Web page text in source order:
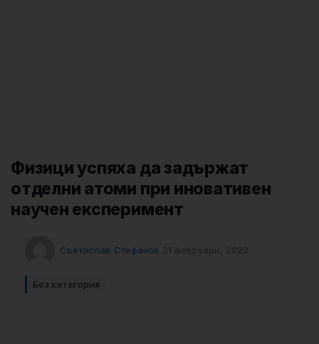
Физици успяха да задържат
отделни атоми при иновативен
научен експеримент
Светослав Стефанов 21 февруари, 2020
Без категория